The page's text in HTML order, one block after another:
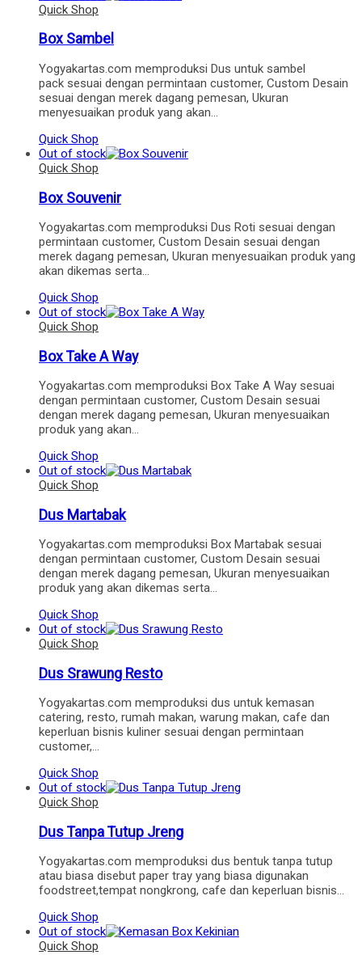
Quick Shop
Box Sambel
Yogyakartas.com memproduksi Dus untuk sambel
pack sesuai dengan permintaan customer, Custom Desain
sesuai dengan merek dagang pemesan, Ukuran
menyesuaikan produk yang akan…
Quick Shop
Out of stock
Quick Shop
Box Souvenir
Yogyakartas.com memproduksi Dus Roti sesuai dengan
permintaan customer, Custom Desain sesuai dengan
merek dagang pemesan, Ukuran menyesuaikan produk yang
akan dikemas serta…
Quick Shop
Out of stock
Quick Shop
Box Take A Way
Yogyakartas.com memproduksi Box Take A Way sesuai
dengan permintaan customer, Custom Desain sesuai
dengan merek dagang pemesan, Ukuran menyesuaikan
produk yang akan…
Quick Shop
Out of stock
Quick Shop
Dus Martabak
Yogyakartas.com memproduksi Box Martabak sesuai
dengan permintaan customer, Custom Desain sesuai
dengan merek dagang pemesan, Ukuran menyesuaikan
produk yang akan dikemas serta…
Quick Shop
Out of stock
Quick Shop
Dus Srawung Resto
Yogyakartas.com memproduksi dus untuk kemasan
catering, resto, rumah makan, warung makan, cafe dan
keperluan bisnis kuliner sesuai dengan permintaan
customer,…
Quick Shop
Out of stock
Quick Shop
Dus Tanpa Tutup Jreng
Yogyakartas.com memproduksi dus bentuk tanpa tutup
atau biasa disebut paper tray yang biasa digunakan
foodstreet,tempat nongkrong, cafe dan keperluan bisnis…
Quick Shop
Out of stock
Quick Shop